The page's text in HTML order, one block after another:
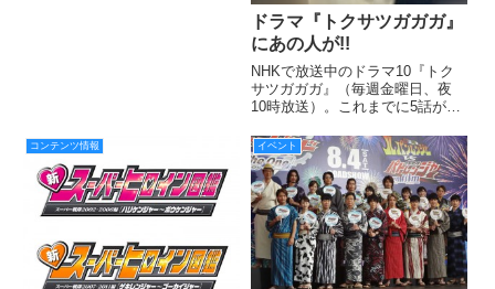
ドラマ『トクサツガガガ』
にあの人が!!
NHKで放送中のドラマ10『トク
サツガガガ』（毎週金曜日、夜
10時放送）。これまでに5話が放
（金）には最終回を迎える。劇中
の特撮パートの制作を東映が協力
し、登場するヒーローのスーツや
小物をレインボー造型企画が
コンテンツ情報 イベント